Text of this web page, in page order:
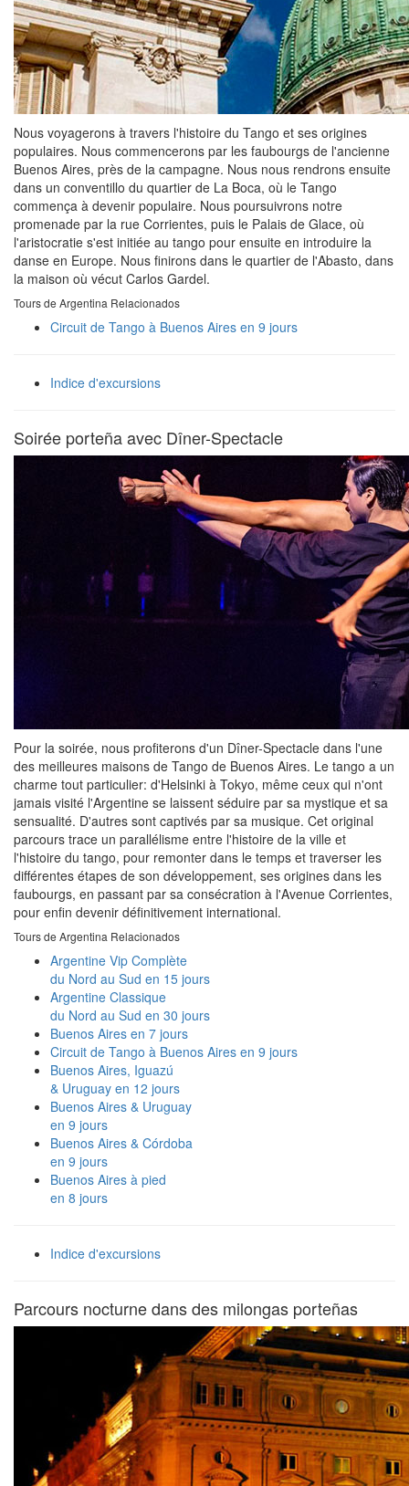
Nous voyagerons à travers l'histoire du Tango et ses origines
populaires. Nous commencerons par les faubourgs de l'ancienne
Buenos Aires, près de la campagne. Nous nous rendrons ensuite
dans un conventillo du quartier de La Boca, où le Tango
commença à devenir populaire. Nous poursuivrons notre
promenade par la rue Corrientes, puis le Palais de Glace, où
l'aristocratie s'est initiée au tango pour ensuite en introduire la
danse en Europe. Nous finirons dans le quartier de l'Abasto, dans
la maison où vécut Carlos Gardel.
Tours de Argentina Relacionados
Circuit de Tango à Buenos Aires en 9 jours
Indice d'excursions
Soirée porteña avec Dîner-Spectacle
Pour la soirée, nous profiterons d'un Dîner-Spectacle dans l'une
des meilleures maisons de Tango de Buenos Aires. Le tango a un
charme tout particulier: d'Helsinki à Tokyo, même ceux qui n'ont
jamais visité l'Argentine se laissent séduire par sa mystique et sa
sensualité. D'autres sont captivés par sa musique. Cet original
parcours trace un parallélisme entre l'histoire de la ville et
l'histoire du tango, pour remonter dans le temps et traverser les
différentes étapes de son développement, ses origines dans les
faubourgs, en passant par sa consécration à l'Avenue Corrientes,
pour enfin devenir définitivement international.
Tours de Argentina Relacionados
Argentine Vip Complète
du Nord au Sud en 15 jours
Argentine Classique
du Nord au Sud en 30 jours
Buenos Aires en 7 jours
Circuit de Tango à Buenos Aires en 9 jours
Buenos Aires, Iguazú
& Uruguay en 12 jours
Buenos Aires & Uruguay
en 9 jours
Buenos Aires & Córdoba
en 9 jours
Buenos Aires à pied
en 8 jours
Indice d'excursions
Parcours nocturne dans des milongas porteñas